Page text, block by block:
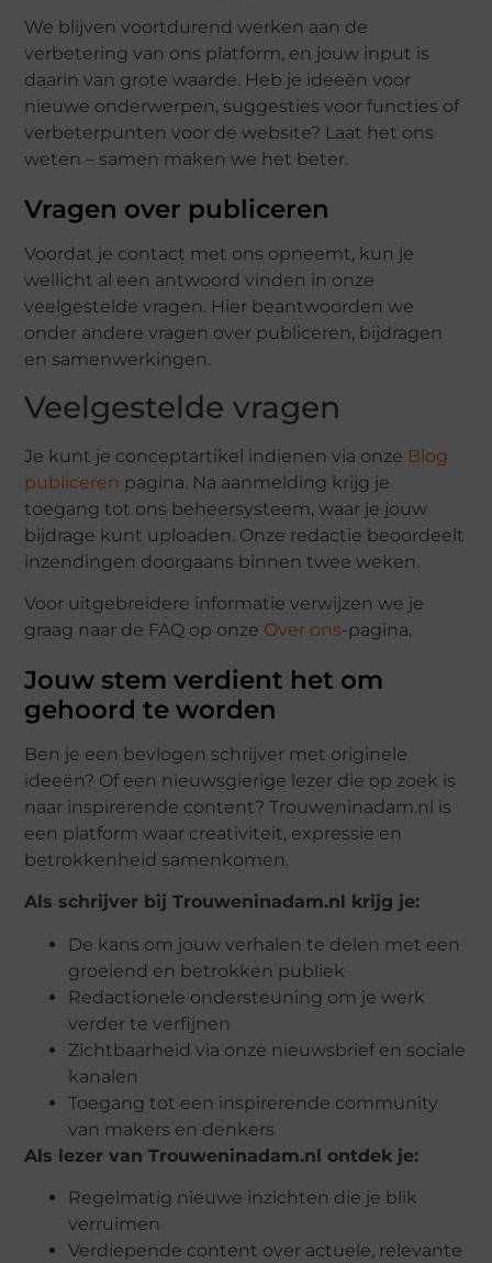
We blijven voortdurend werken aan de
verbetering van ons platform, en jouw input is
daarin van grote waarde. Heb je ideeën voor
nieuwe onderwerpen, suggesties voor functies of
verbeterpunten voor de website? Laat het ons
weten – samen maken we het beter.
Vragen over publiceren
Voordat je contact met ons opneemt, kun je
wellicht al een antwoord vinden in onze
veelgestelde vragen. Hier beantwoorden we
onder andere vragen over publiceren, bijdragen
en samenwerkingen.
Veelgestelde vragen
Je kunt je conceptartikel indienen via onze Blog
publiceren pagina. Na aanmelding krijg je
toegang tot ons beheersysteem, waar je jouw
bijdrage kunt uploaden. Onze redactie beoordeelt
inzendingen doorgaans binnen twee weken.
Voor uitgebreidere informatie verwijzen we je
graag naar de FAQ op onze Over ons-pagina.
Jouw stem verdient het om
gehoord te worden
Ben je een bevlogen schrijver met originele
ideeën? Of een nieuwsgierige lezer die op zoek is
naar inspirerende content? Trouweninadam.nl is
een platform waar creativiteit, expressie en
betrokkenheid samenkomen.
Als schrijver bij Trouweninadam.nl krijg je:
De kans om jouw verhalen te delen met een
groeiend en betrokken publiek
Redactionele ondersteuning om je werk
verder te verfijnen
Zichtbaarheid via onze nieuwsbrief en sociale
kanalen
Toegang tot een inspirerende community
van makers en denkers
Als lezer van Trouweninadam.nl ontdek je:
Regelmatig nieuwe inzichten die je blik
verruimen
Verdiepende content over actuele, relevante